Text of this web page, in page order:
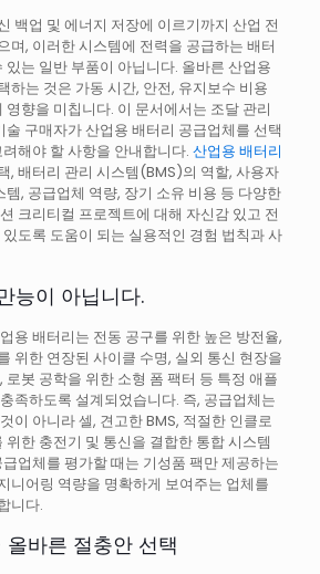
백업 및 에너지 저장에 이르기까지 산업 전
며, 이러한 시스템에 전력을 공급하는 배터
있는 일반 부품이 아닙니다. 올바른 산업용
하는 것은 가동 시간, 안전, 유지보수 비용
영향을 미칩니다. 이 문서에서는 조달 관리
술 구매자가 산업용 배터리 공급업체를 선택
해야 할 사항을 안내합니다. 산업용 배터리
, 배터리 관리 시스템(BMS)의 역할, 사용자
템, 공급업체 역량, 장기 소유 비용 등 다양한
크리티컬 프로젝트에 대해 자신감 있고 전
도록 도움이 되는 실용적인 경험 법칙과 사
능이 아닙니다.
용 배터리는 전동 공구를 위한 높은 방전율,
위한 연장된 사이클 수명, 실외 통신 현장을
로봇 공학을 위한 소형 폼 팩터 등 특정 애플
족하도록 설계되었습니다. 즉, 공급업체는
이 아니라 셀, 견고한 BMS, 적절한 인클로
위한 충전기 및 통신을 결합한 통합 시스템
업체를 평가할 때는 기성품 팩만 제공하는
니어링 역량을 명확하게 보여주는 업체를
니다.
바른 절충안 선택